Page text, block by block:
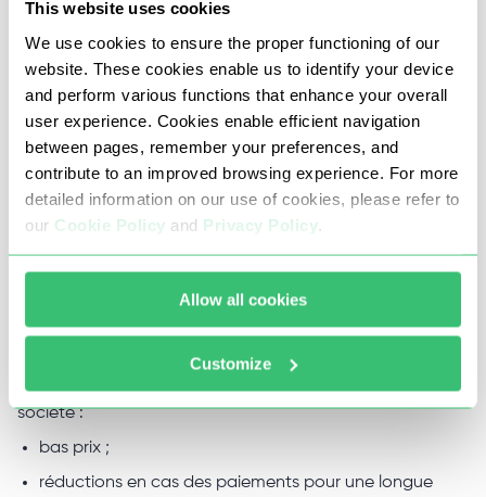
This website uses cookies
We use cookies to ensure the proper functioning of our
website. These cookies enable us to identify your device
and perform various functions that enhance your overall
user experience. Cookies enable efficient navigation
between pages, remember your preferences, and
contribute to an improved browsing experience. For more
detailed information on our use of cookies, please refer to
our Cookie Policy and Privacy Policy
Allow all cookies
Customize
un trafic illimité et une disponibilité allant jusqu’à 99 %.
Vous pouvez tester les proxys sélectionnés dans les 24
heures.
Pourquoi il vous faut acheter proxy
pour Path of Exile chez Proxy-Seller
Nous sommes dignes de confiance des milliers de clients
du monde entier. Pourquoi vous devriez également louer
société :
bas prix ;
réductions en cas des paiements pour une longue